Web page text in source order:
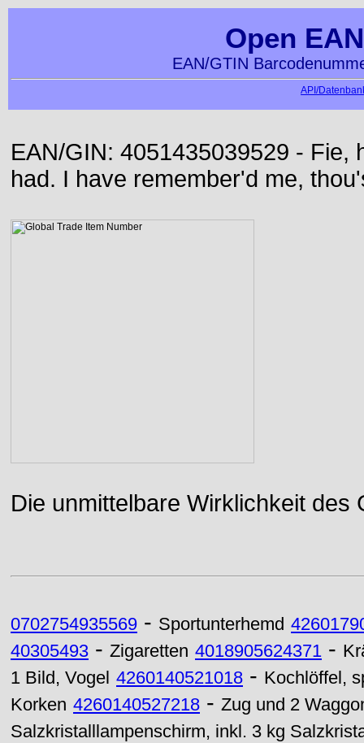
Open
EAN/GTIN
API/
EAN/GIN: 4051435039529 - Fie,
had. I have remember'd me,
Die unmittelbare Wirklichkeit des
0702754935569 - Sportunterhemd
40305493 - Zigaretten 4018905624371 -
1 Bild, Vogel 4260140521018 - Kochlöffel,
Korken 4260140527218 - Zug und 2
Salzkristalllampenschirm, inkl. 3 kg